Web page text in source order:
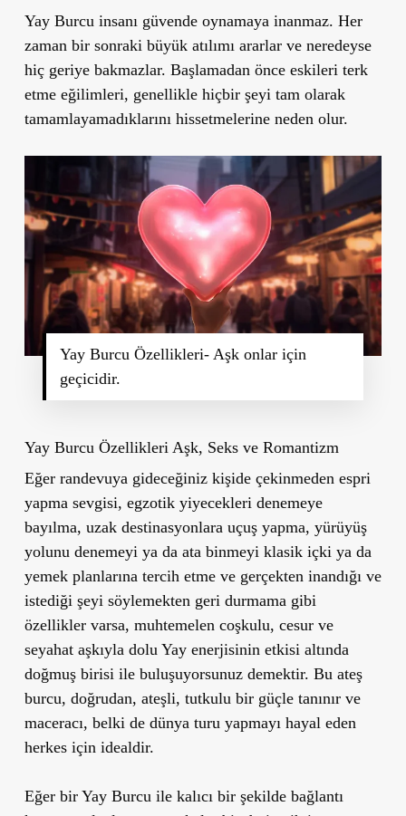
Yay Burcu insanı güvende oynamaya inanmaz. Her
zaman bir sonraki büyük atılımı ararlar ve neredeyse
hiç geriye bakmazlar. Başlamadan önce eskileri terk
etme eğilimleri, genellikle hiçbir şeyi tam olarak
tamamlayamadıklarını hissetmelerine neden olur.
Yay Burcu Özellikleri- Aşk onlar için
geçicidir.
Yay Burcu Özellikleri Aşk, Seks ve Romantizm
Eğer randevuya gideceğiniz kişide çekinmeden espri
yapma sevgisi, egzotik yiyecekleri denemeye
bayılma, uzak destinasyonlara uçuş yapma, yürüyüş
yolunu denemeyi ya da ata binmeyi klasik içki ya da
yemek planlarına tercih etme ve gerçekten inandığı ve
istediği şeyi söylemekten geri durmama gibi
özellikler varsa, muhtemelen coşkulu, cesur ve
seyahat aşkıyla dolu Yay enerjisinin etkisi altında
doğmuş birisi ile buluşuyorsunuz demektir. Bu ateş
burcu, doğrudan, ateşli, tutkulu bir güçle tanınır ve
maceracı, belki de dünya turu yapmayı hayal eden
herkes için idealdir.
Eğer bir Yay Burcu ile kalıcı bir şekilde bağlantı